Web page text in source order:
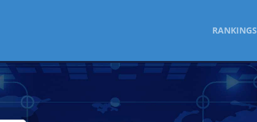
RANKINGS